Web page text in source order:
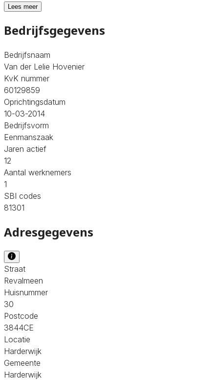
Lees meer
Bedrijfsgegevens
Bedrijfsnaam
Van der Lelie Hovenier
KvK nummer
60129859
Oprichtingsdatum
10-03-2014
Bedrijfsvorm
Eenmanszaak
Jaren actief
12
Aantal werknemers
1
SBI codes
81301
Adresgegevens
Straat
Revalmeen
Huisnummer
30
Postcode
3844CE
Locatie
Harderwijk
Gemeente
Harderwijk